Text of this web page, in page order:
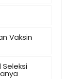
Vaksin
Seleksi